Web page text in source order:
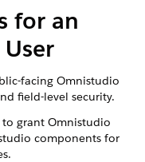
for an
facing Omnistudio
field-level security.
to grant Omnistudio
components for